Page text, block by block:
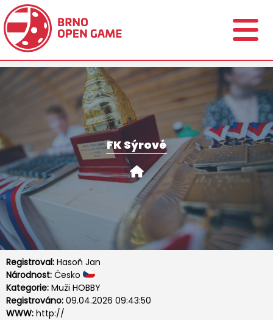
FK Sýrové
Registroval: Hasoň Jan
Národnost: Česko
Kategorie: Muži HOBBY
Registrováno: 09.04.2026 09:43:50
WWW: http://